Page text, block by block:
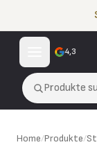
4,3
Produkte
Home/Produkte/